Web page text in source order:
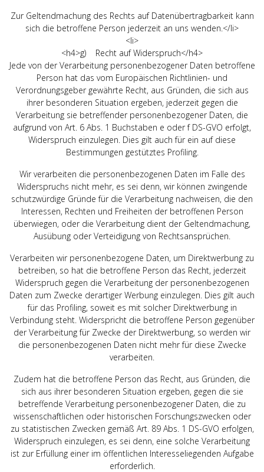
Zur Geltendmachung des Rechts auf Datenübertragbarkeit kann
sich die betroffene Person jederzeit an uns wenden.</li>
<li>
<h4>g) Recht auf Widerspruch</h4>
Jede von der Verarbeitung personenbezogener Daten betroffene
Person hat das vom Europäischen Richtlinien- und
Verordnungsgeber gewährte Recht, aus Gründen, die sich aus
ihrer besonderen Situation ergeben, jederzeit gegen die
Verarbeitung sie betreffender personenbezogener Daten, die
aufgrund von Art. 6 Abs. 1 Buchstaben e oder f DS-GVO erfolgt,
Widerspruch einzulegen. Dies gilt auch für ein auf diese
Bestimmungen gestütztes Profiling.
Wir verarbeiten die personenbezogenen Daten im Falle des
Widerspruchs nicht mehr, es sei denn, wir können zwingende
schutzwürdige Gründe für die Verarbeitung nachweisen, die den
Interessen, Rechten und Freiheiten der betroffenen Person
überwiegen, oder die Verarbeitung dient der Geltendmachung,
Ausübung oder Verteidigung von Rechtsansprüchen.
Verarbeiten wir personenbezogene Daten, um Direktwerbung zu
betreiben, so hat die betroffene Person das Recht, jederzeit
Widerspruch gegen die Verarbeitung der personenbezogenen
Daten zum Zwecke derartiger Werbung einzulegen. Dies gilt auch
für das Profiling, soweit es mit solcher Direktwerbung in
Verbindung steht. Widerspricht die betroffene Person gegenüber
der Verarbeitung für Zwecke der Direktwerbung, so werden wir
die personenbezogenen Daten nicht mehr für diese Zwecke
verarbeiten.
Zudem hat die betroffene Person das Recht, aus Gründen, die
sich aus ihrer besonderen Situation ergeben, gegen die sie
betreffende Verarbeitung personenbezogener Daten, die zu
wissenschaftlichen oder historischen Forschungszwecken oder
zu statistischen Zwecken gemäß Art. 89 Abs. 1 DS-GVO erfolgen,
Widerspruch einzulegen, es sei denn, eine solche Verarbeitung
ist zur Erfüllung einer im öffentlichen Interesseliegenden Aufgabe
erforderlich.